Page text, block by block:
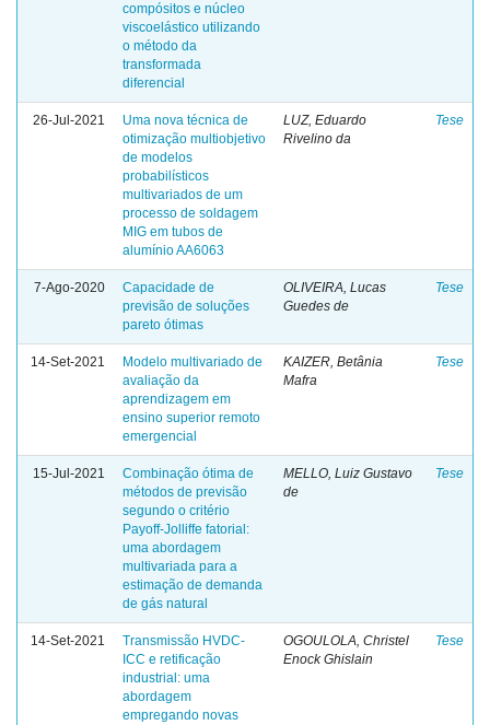
compósitos e núcleo
viscoelástico utilizando
o método da
transformada
diferencial
26-Jul-2021
Uma nova técnica de
otimização multiobjetivo
de modelos
probabilísticos
multivariados de um
processo de soldagem
MIG em tubos de
alumínio AA6063
LUZ, Eduardo
Rivelino da
Tese
7-Ago-2020
Capacidade de
previsão de soluções
pareto ótimas
OLIVEIRA, Lucas
Guedes de
Tese
14-Set-2021
Modelo multivariado de
avaliação da
aprendizagem em
ensino superior remoto
emergencial
KAIZER, Betânia
Mafra
Tese
15-Jul-2021
Combinação ótima de
métodos de previsão
segundo o critério
Payoff-Jolliffe fatorial:
uma abordagem
multivariada para a
estimação de demanda
de gás natural
MELLO, Luiz Gustavo
de
Tese
14-Set-2021
Transmissão HVDC-
ICC e retificação
industrial: uma
abordagem
empregando novas
OGOULOLA, Christel
Enock Ghislain
Tese